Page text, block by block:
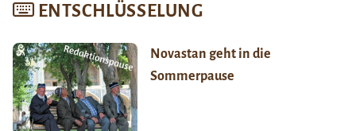
ENTSCHLÜSSELUNG
Novastan geht in die
Sommerpause